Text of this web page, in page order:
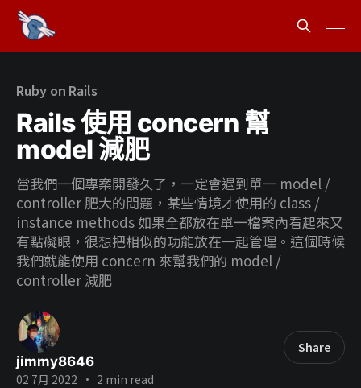
Ruby on Rails
Rails 使用 concern 幫
model 減肥
當我們一個專案開發久了，一定會遇到單一 model /
controller 肥大的問題，某些情境才使用的 class /
instance methods 如果全都放在單一檔案內看起來又
有點礙眼，很想把相似的功能放在一起管理。這個時候
我們就能使用 concern 來幫我們的 model /
controller 減肥
jimmy8646
02 7月 2022 • 2 min read
Share